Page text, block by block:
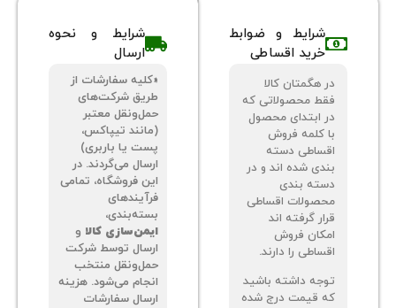
شرایط و ضوابط
خرید اقساطی
محصولاتی که
ابتدای محصول
شده اند و در
اقساطی
را دارند.
داشته باشید
قیمت درج شده
شرایط و نحوه
«کلیه سفارشات از
طریق شرکت‌های
حمل‌ونقل معتبر
(مانند تیپاکس،
پست یا باربری)
ارسال می‌گردند. در
این فروشگاه، تمامی
ایمن‌سازی کالاو
ارسال توسط شرکت
حمل‌ونقل منتخب
انجام می‌شود. هزینه
ارسال سفارشات